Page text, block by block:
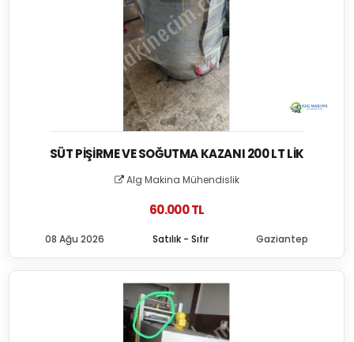
SÜT PIŞIRME VE SOĞUTMA KAZANI 200 LT LIK
Alg Makina Mühendislik
60.000 TL
Satılık - Sıfır
08 Ağu 2026 Gaziantep